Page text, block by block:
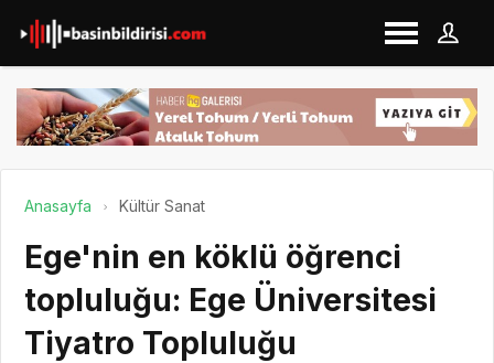
Anasayfa Kültür Sanat
Ege'nin en köklü öğrenci
topluluğu: Ege Üniversitesi
Tiyatro Topluluğu